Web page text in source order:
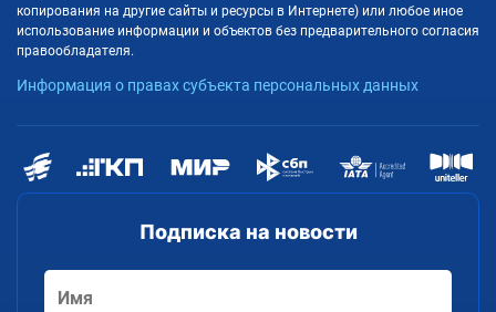
Подписка на новости
копирования на другие сайты и ресурсы в Интернете) или любое иное
использование информации и объектов без предварительного согласия
правообладателя.
Информация о правах субъекта персональных данных